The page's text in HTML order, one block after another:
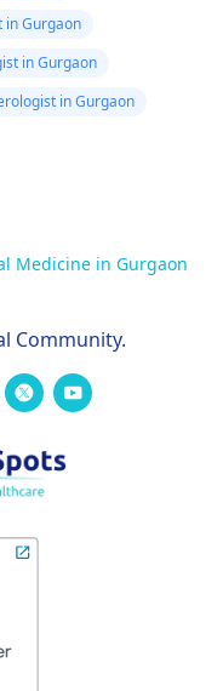
in Gurgaon
in Gurgaon
in Gurgaon
Medicine in Gurgaon
Community.